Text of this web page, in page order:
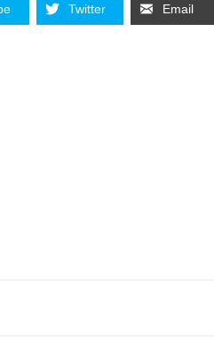
Twitter Email